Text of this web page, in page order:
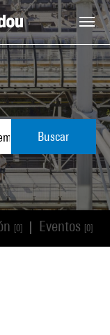
Buscar
[0] Eventos [0]